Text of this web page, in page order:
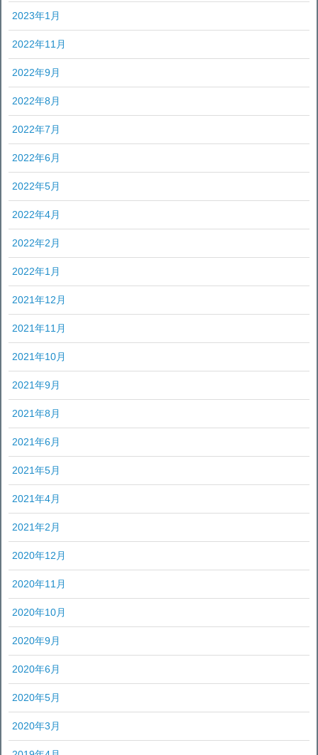
2023年1月
2022年11月
2022年9月
2022年8月
2022年7月
2022年6月
2022年5月
2022年4月
2022年2月
2022年1月
2021年12月
2021年11月
2021年10月
2021年9月
2021年8月
2021年6月
2021年5月
2021年4月
2021年2月
2020年12月
2020年11月
2020年10月
2020年9月
2020年6月
2020年5月
2020年3月